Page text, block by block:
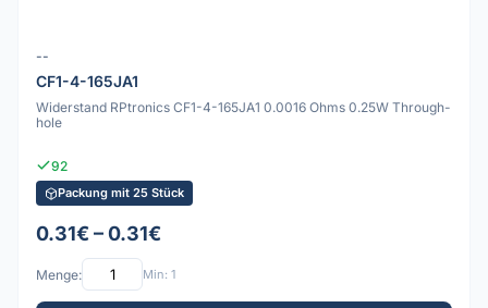
--
CF1-4-165JA1
Widerstand RPtronics CF1-4-165JA1 0.0016 Ohms 0.25W Through-
hole
92
Packung mit 25 Stück
0.31€ – 0.31€
Menge: Min: 1